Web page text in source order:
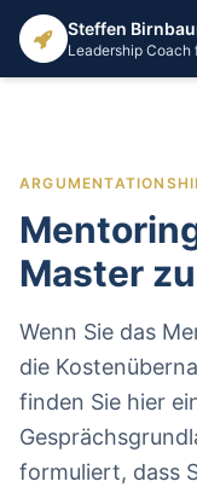
Steffen
Leadership Coach
Master
Wenn Sie das
die
finden Sie hier
formuliert, dass